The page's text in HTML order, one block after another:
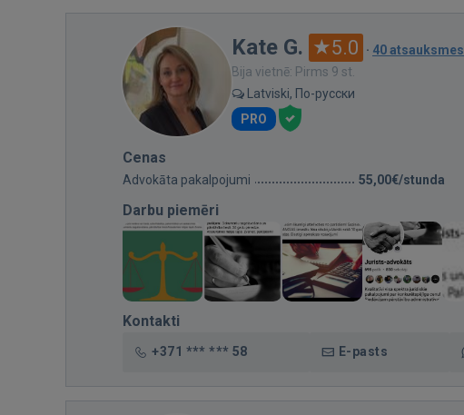
Kate G. 5.0 · 40 atsauksmes
Bija vietnē: Pirms 9 st.
Latviski, По-русски
PRO
Cenas
Advokāta pakalpojumi 55,00€/stunda
Darbu piemēri
Kontakti
+371 *** *** 58 E-pasts